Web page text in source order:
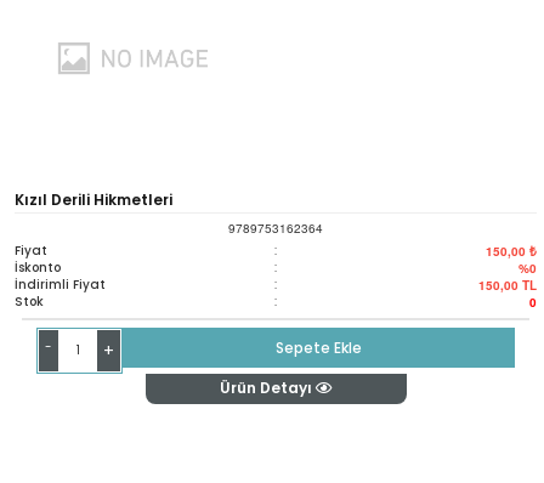
Kızıl Derili Hikmetleri
9789753162364
Fiyat : 150,00 ₺
İskonto : %0
İndirimli Fiyat : 150,00 TL
Stok : 0
- +
Sepete Ekle
Ürün Detayı